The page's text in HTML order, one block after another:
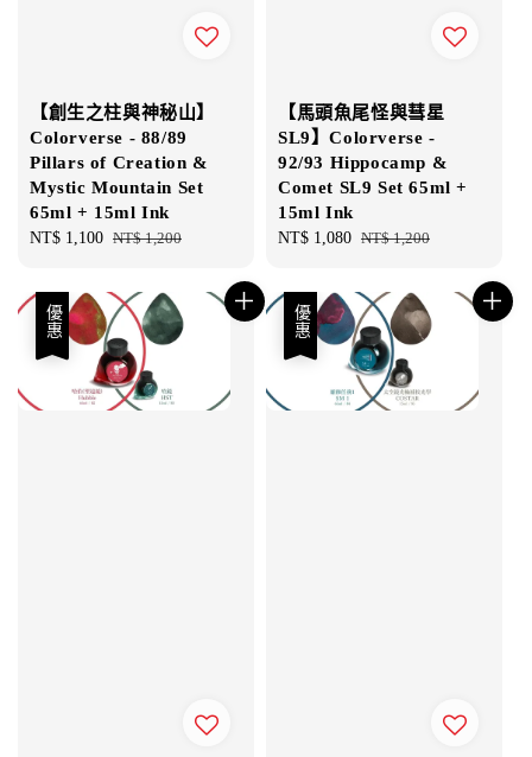
【創生之柱與神秘山】
Colorverse - 88/89
Pillars of Creation &
Mystic Mountain Set
65ml + 15ml Ink
Sale
NT$ 1,100 Regular
NT$ 1,200
【馬頭魚尾怪與彗星
SL9】Colorverse -
92/93 Hippocamp &
Comet SL9 Set 65ml +
15ml Ink
Sale
NT$ 1,080 Regular
NT$ 1,200
優惠 優惠